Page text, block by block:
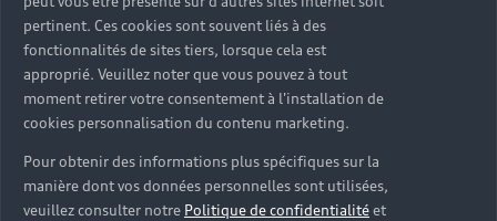
pertinent. Ces cookies sont souvent liés à des
fonctionnalités de sites tiers, lorsque cela est
approprié. Veuillez noter que vous pouvez à tout
moment retirer votre consentement à l'installation de
cookies personnalisation du contenu marketing.
Pour obtenir des informations plus spécifiques sur la
manière dont vos données personnelles sont utilisées,
veuillez consulter notre Politique de confidentialitéet